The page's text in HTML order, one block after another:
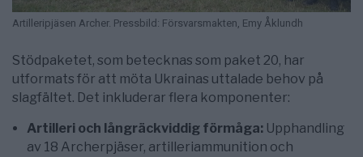
Artilleripjäsen Archer. Pressbild: Försvarsmakten, Emy Åklundh
Stödpaketet, som betecknas som paket 20, har
utformats för att möta Ukrainas uttalade behov på
slagfältet. Det inkluderar flera komponenter:
Artilleri och långräckviddig förmåga: Upphandling
av 18 Archerpjäser, artilleriammunition och